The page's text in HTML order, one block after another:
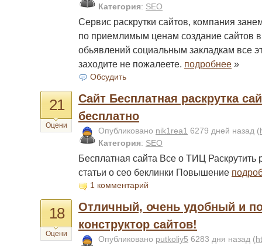
Категория: SEO
Сервис раскрутки сайтов, компания
по приемлимым ценам создание сайтов
обьявлений социальным закладкам все
заходите не пожалеете. подробнее »
Обсудить
21
Оцени
Сайт Бесплатная раскрутка
бесплатно
Опубликовано nik1rea1 6279 дней назад (
Категория: SEO
Бесплатная сайта Все о ТИЦ Раскрутить
статьи о сео беклинки Повышение
1 комментарий
18
Оцени
Отличный, очень удобный и
конструктор сайтов!
Опубликовано putkoliy5 6283 дня назад (